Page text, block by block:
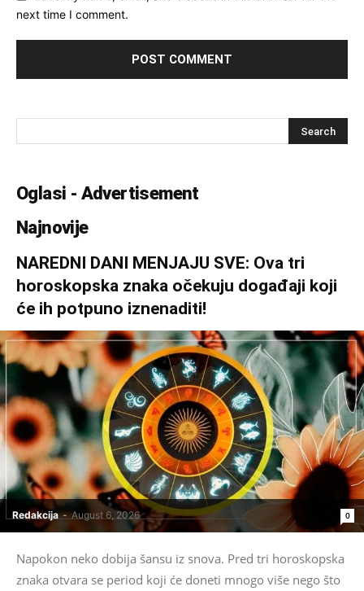
next time I comment.
Oglasi - Advertisement
Najnovije
NAREDNI DANI MENJAJU SVE: Ova tri
horoskopska znaka očekuju događaji koji
će ih potpuno iznenaditi!
Redakcija - August 6, 2026 0
Napokon neko dobija šansu iz snova. Pred tri horoskopska
znaka otvara se period koji će doneti mnogo više nego što